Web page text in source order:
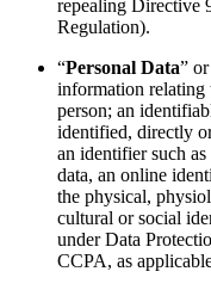
repealing Directive
Regulation).
“Personal Data”
information relating
person; an
identified, directly
an identifier such
data, an online
the physical,
cultural or social
under Data
CCPA, as